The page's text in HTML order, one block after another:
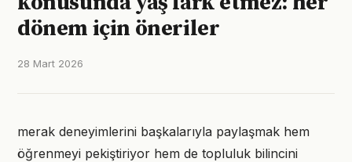
dönem için öneriler
28 Mart 2026
merak deneyimlerini başkalarıyla paylaşmak hem
öğrenmeyi pekiştiriyor hem de topluluk bilincini